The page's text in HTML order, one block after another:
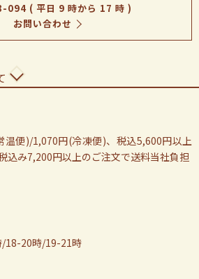
094( 平日 9 時から 17 時 )
お問い合わせ
温便)/1,070円(冷凍便)、税込5,600円以上
込み7,200円以上のご注文で送料当社負担
18-20時/19-21時